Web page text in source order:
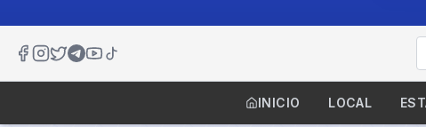
INICIO LOCAL